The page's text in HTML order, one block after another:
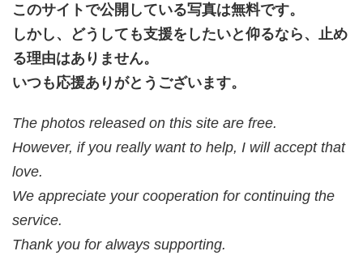
このサイトで公開している写真は無料です。
しかし、どうしても支援をしたいと仰るなら、止め
る理由はありません。
いつも応援ありがとうございます。
The photos released on this site are free.
However, if you really want to help, I will accept that
love.
We appreciate your cooperation for continuing the
service.
Thank you for always supporting.